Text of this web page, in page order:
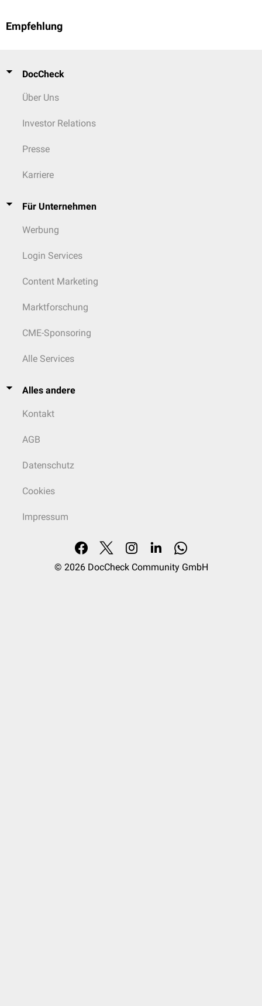
Empfehlung
DocCheck
Über Uns
Investor Relations
Presse
Karriere
Für Unternehmen
Werbung
Login Services
Content Marketing
Marktforschung
CME-Sponsoring
Alle Services
Alles andere
Kontakt
AGB
Datenschutz
Cookies
Impressum
© 2026 DocCheck Community GmbH